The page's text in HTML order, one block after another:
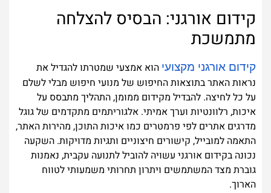
קידום אורגני: הבסיס להצלחה
מתמשכת
קידום אורגני מקצועי הוא אמצעי שמטרתו להגדיל את
נראות האתר בתוצאות החיפוש של מנועי חיפוש מבלי לשלם
על כל לחיצה. להבדיל מקידום ממומן, התהליך מתבסס על
איכות, רלוונטיות וערך אמיתי. אלגוריתמים מתקדמים של גוגל
מדרגים אתרים לפי פרמטרים כמו איכות התוכן, מהירות האתר,
התאמה למובייל, קישורים חיצוניים ותגיות מדויקות. השקעה
נכונה בקידום אורגני עשויה להוביל לתנועה עקבית, נאמנות
גוברת מצד המשתמשים ויתרון תחרותי משמעותי לטווח
הארוך.